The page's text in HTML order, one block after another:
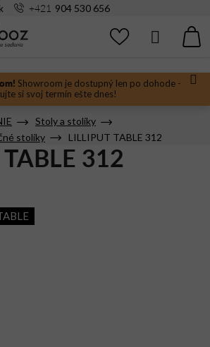
Showroom je dostupný len po dohode -
si svoj termín ešte dnes!
+421 904 530 656
Hľadať
Stoly a stolíky
stolíky
LILLIPUT TABLE 312
312